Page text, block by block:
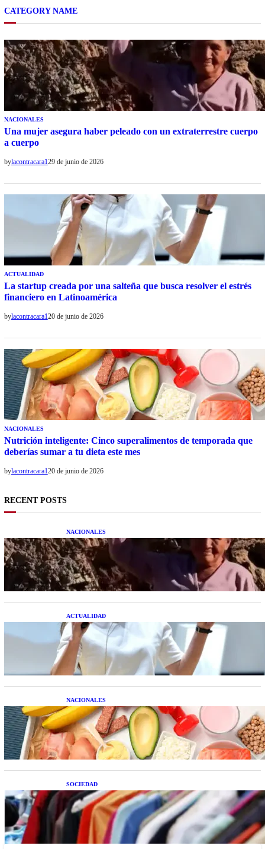
CATEGORY NAME
NACIONALES
Una mujer asegura haber peleado con un extraterrestre cuerpo
a cuerpo
bylacontracara129 de junio de 2026
ACTUALIDAD
La startup creada por una salteña que busca resolver el estrés
financiero en Latinoamérica
bylacontracara120 de junio de 2026
NACIONALES
Nutrición inteligente: Cinco superalimentos de temporada que
deberías sumar a tu dieta este mes
bylacontracara120 de junio de 2026
RECENT POSTS
NACIONALES
Una mujer asegura haber peleado con un
extraterrestre cuerpo a cuerpo
ACTUALIDAD
La startup creada por una salteña que busca
resolver el estrés financiero en Latinoamérica
NACIONALES
Nutrición inteligente: Cinco superalimentos de
temporada que deberías sumar a tu dieta este mes
SOCIEDAD
Las grandes marcas globales se suman a la
tendencia de la ropa de segunda mano premium